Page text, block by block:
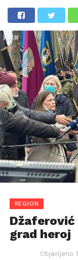
REGION
Džaferović
grad heroj
Objavljeno